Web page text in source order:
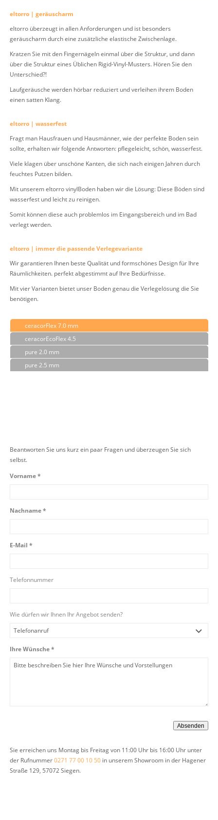
eltorro | geräuscharm
eltorro überzeugt in allen Anforderungen und ist besonders
geräuscharm durch eine zusätzliche elastische Zwischenlage.
Kratzen Sie mit den Fingernägeln einmal über die Struktur, und dann
über die Struktur eines Üblichen Rigid-Vinyl-Musters. Hören Sie den
Unterschied?!
Laufgeräusche werden hörbar reduziert und verleihen ihrem Boden
einen satten Klang.
eltorro | wasserfest
Fragt man Hausfrauen und Hausmänner, wie der perfekte Boden sein
sollte, erhalten wir folgende Antworten: pflegeleicht, schön, wasserfest.
Viele klagen über unschöne Kanten, die sich nach einigen Jahren durch
feuchtes Putzen bilden.
Mit unserem eltorro vinylBoden haben wir die Lösung: Diese Böden sind
wasserfest und leicht zu reinigen.
Somit können diese auch problemlos im Eingangsbereich und im Bad
verlegt werden.
eltorro | immer die passende Verlegevariante
Wir garantieren Ihnen beste Qualität und formschönes Design für Ihre
Räumlichkeiten. perfekt abgestimmt auf Ihre Bedürfnisse.
Mit vier Varianten bietet unser Boden genau die Verlegelösung die Sie
benötigen.
ceracorFlex 7.0 mm
ceracorEcoFlex 4.5
pure 2.0 mm
pure 2.5 mm
Beantworten Sie uns kurz ein paar Fragen und überzeugen Sie sich
selbst.
Vorname *
Nachname *
E-Mail *
Telefonnummer
Wie dürfen wir Ihnen Ihr Angebot senden?
Ihre Wünsche *
Sie erreichen uns Montag bis Freitag von 11:00 Uhr bis 16:00 Uhr unter
der Rufnummer0271 77 00 10 50 in unserem Showroom in der Hagener
Straße 129, 57072 Siegen.